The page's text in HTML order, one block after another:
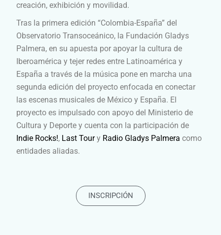
creación, exhibición y movilidad.
Tras la primera edición “Colombia-España” del
Observatorio Transoceánico, la Fundación Gladys
Palmera, en su apuesta por apoyar la cultura de
Iberoamérica y tejer redes entre Latinoamérica y
España a través de la música pone en marcha una
segunda edición del proyecto enfocada en conectar
las escenas musicales de México y España. El
proyecto es impulsado con apoyo del Ministerio de
Cultura y Deporte y cuenta con la participación de
Indie Rocks!, Last Toury Radio Gladys Palmera como
entidades aliadas.
INSCRIPCIÓN